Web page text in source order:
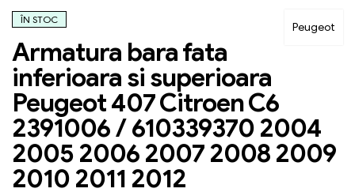
Peugeot
ÎN STOC
Armatura bara fata
inferioara si superioara
Peugeot 407 Citroen C6
2391006 / 610339370 2004
2005 2006 2007 2008 2009
2010 2011 2012